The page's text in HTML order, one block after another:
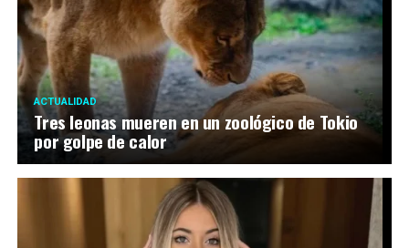
ACTUALIDAD
Tres leonas mueren en un zoológico de Tokio
por golpe de calor